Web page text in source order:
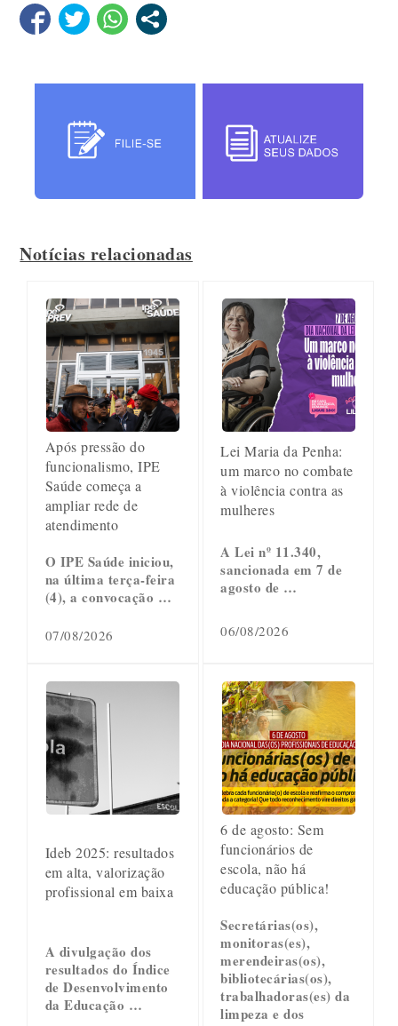
Notícias relacionadas
Após pressão do
funcionalismo, IPE
Saúde começa a
ampliar rede de
atendimento
O IPE Saúde iniciou,
na última terça-feira
(4), a convocação …
07/08/2026
Lei Maria da Penha:
um marco no combate
à violência contra as
mulheres
A Lei nº 11.340,
sancionada em 7 de
agosto de …
06/08/2026
Ideb 2025: resultados
em alta, valorização
profissional em baixa
A divulgação dos
resultados do Índice
de Desenvolvimento
da Educação …
6 de agosto: Sem
funcionários de
escola, não há
educação pública!
Secretárias(os),
monitoras(es),
merendeiras(os),
bibliotecárias(os),
trabalhadoras(es) da
limpeza e dos